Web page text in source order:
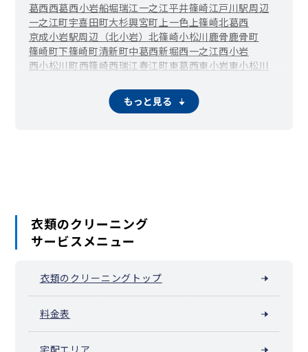
葛西西葛西小岩船堀瑞江一之江平井篠崎江戸川駅周辺
一之江町宇喜田町大杉興宮町上一色上篠崎北葛西
京成小岩駅周辺（北小岩）北篠崎小松川鹿骨鹿骨町
篠崎町下篠崎町清新町中葛西新堀西一之江西小岩
西小松川町西篠崎西瑞江春江町東葛西東小岩東小松川
小岩駅周辺（南小岩） 南篠崎町谷河内
葛西臨海公園駅周辺（臨海町）河内
もっと見る
衣類のクリーニング
サービスメニュー
衣類のクリーニングトップ
料金表